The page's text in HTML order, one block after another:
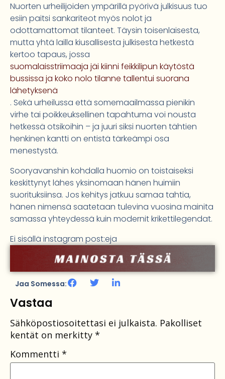
Nuorten urheilijoiden ympärillä pyörivä julkisuus tuo
esiin paitsi sankariteot myös nolot ja
odottamattomat tilanteet. Täysin toisenlaisesta,
mutta yhtä lailla kiusallisesta julkisesta hetkestä
kertoo tapaus, jossa
suomalaisstriimaaja jäi kiinni feikkilipun käytöstä
bussissa ja koko nolo tilanne tallentui suorana
lähetyksenä
. Sekä urheilussa että somemaailmassa pienikin
virhe tai poikkeuksellinen tapahtuma voi nousta
hetkessä otsikoihin – ja juuri siksi nuorten tähtien
henkinen kantti on entistä tärkeämpi osa
menestystä.
Sooryavanshin kohdalla huomio on toistaiseksi
keskittynyt lähes yksinomaan hänen huimiin
suorituksiinsa. Jos kehitys jatkuu samaa tahtia,
hänen nimensä saatetaan tulevina vuosina mainita
samassa yhteydessä kuin modernit krikettilegendat.
Ei sisällä instagram post:eja
Jaa Somessa:
Vastaa
Sähköpostiosoitettasi ei julkaista. Pakolliset
kentät on merkitty *
Kommentti *